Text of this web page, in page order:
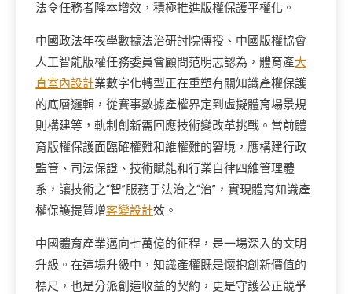
法令任務者降本增效，積極推進版權保護平權化。
中國政法年夜學數據法治研討院傳授、中國版權協會
人工智能版權任務委員會顧問范明志認為，體育產大
直室內設計業數字化轉型正在重塑有關知識產權保護
的底層邏輯，從賽事數據產權界定到虛擬體育場景規
則構建等，軌制創新需回應技術變改革挑戰。當前體
育版權保護面臨確權難和維權難的窘境，應構建行政
監管、司法保證、技術賦能和行業自律四維管理體
系，讓技術之“智”服務于法治之“治”，實現體育知識產
權保護提質增客變設計效。
中國體育產業邁向七萬億的征程，是一場深入的文明
升級。在這場升級中，知識產權既是懷抱創新價值的
標尺，也是分派創造收益的契約，更是守護公正競爭